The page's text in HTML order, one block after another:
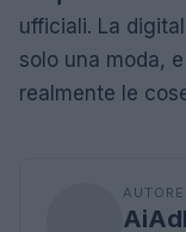
ufficiali. La
solo una moda,
realmente le
AUTORE